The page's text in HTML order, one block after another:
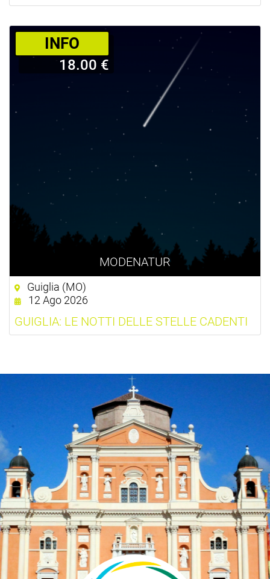
MODENATUR
­INFO
18.00 €
Guiglia (MO)
12 Ago 2026
GUIGLIA: LE NOTTI DELLE STELLE CADENTI